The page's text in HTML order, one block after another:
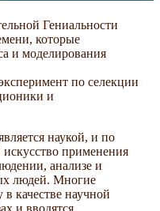
Гениальности
которые
и моделирования
по селекции
и
наукой, и по
искусство применения
анализе и
людей. Многие
качестве научной
и вводятся